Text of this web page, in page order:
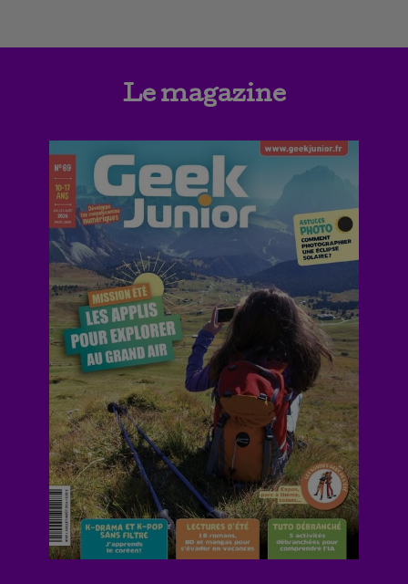
Le magazine